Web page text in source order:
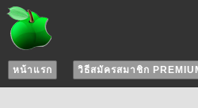
หน้าแรก วิธีสมัครสมาชิก